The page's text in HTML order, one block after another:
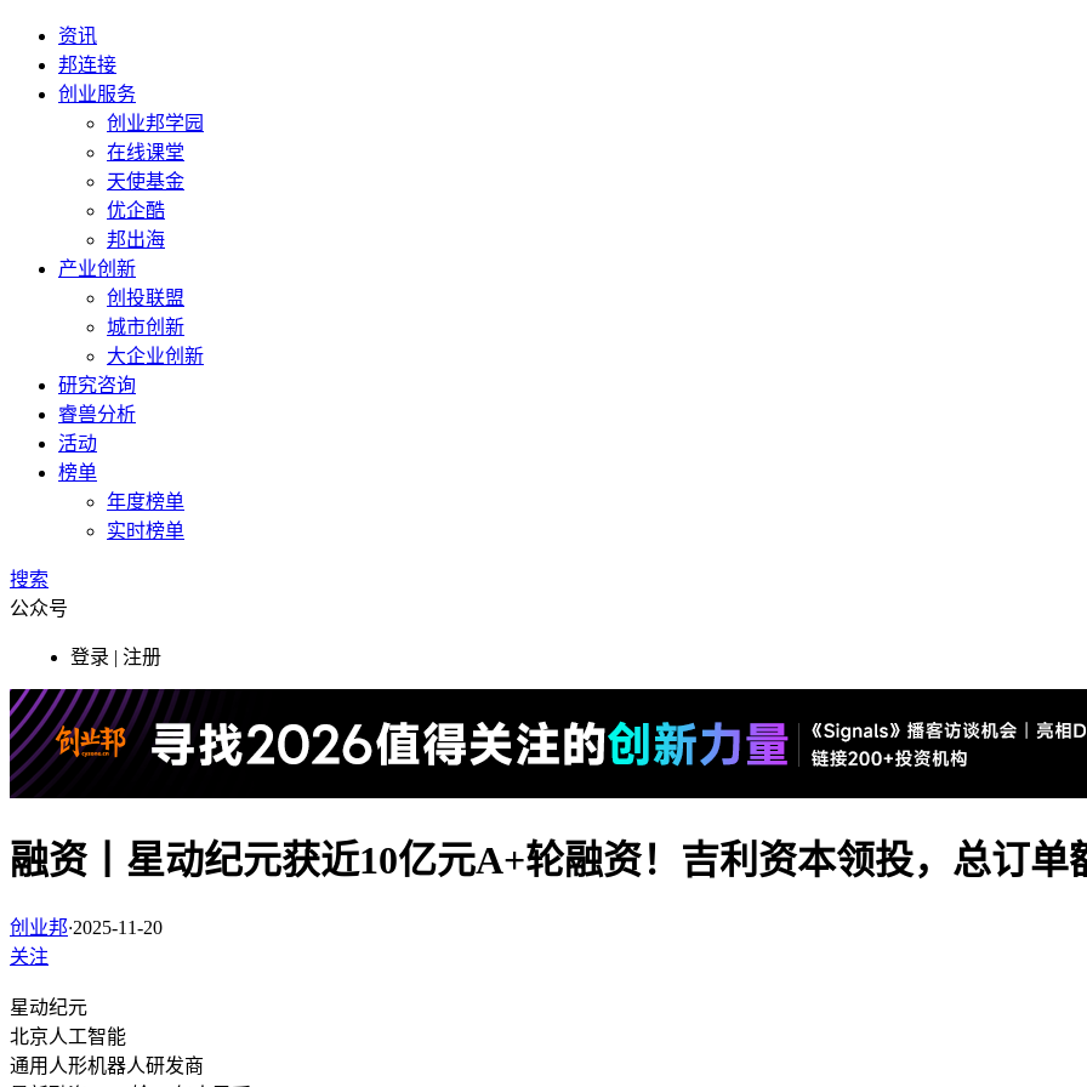
资讯
邦连接
创业服务
创业邦学园
在线课堂
天使基金
优企酷
邦出海
产业创新
创投联盟
城市创新
大企业创新
研究咨询
睿兽分析
活动
榜单
年度榜单
实时榜单
搜索
公众号
登录 | 注册
融资丨星动纪元获近10亿元A+轮融资！吉利资本领投，总订单
创业邦·2025-11-20
关注
星动纪元
北京人工智能
通用人形机器人研发商